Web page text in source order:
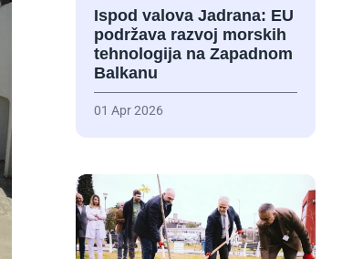
Ispod valova Jadrana: EU
podržava razvoj morskih
tehnologija na Zapadnom
Balkanu
01 Apr 2026